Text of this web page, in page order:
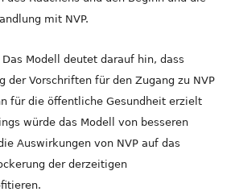
mit NVP.
Modell deutet darauf hin, dass
der Vorschriften für den Zugang zu NVP
für die öffentliche Gesundheit erzielt
würde das Modell von besseren
Auswirkungen von NVP auf das
der derzeitigen